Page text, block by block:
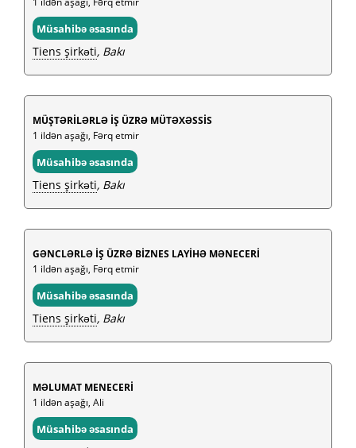
Müsahibə əsasında
Tiens şirkəti, Bakı
MÜŞTƏRİLƏRLƏ İŞ ÜZRƏ MÜTƏXƏSSİS
1 ildən aşağı, Fərq etmir
Müsahibə əsasında
Tiens şirkəti, Bakı
GƏNCLƏRLƏ İŞ ÜZRƏ BİZNES LAYİHƏ MƏNECERİ
1 ildən aşağı, Fərq etmir
Müsahibə əsasında
Tiens şirkəti, Bakı
MƏLUMAT MENECERİ
1 ildən aşağı, Ali
Müsahibə əsasında